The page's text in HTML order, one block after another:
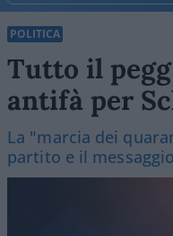
POLITICA
Tutto il
antifà per
La "marcia dei
partito e il